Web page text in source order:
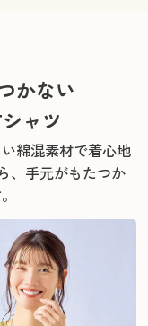
かない
ャツ
綿混素材で着心地
、手元がもたつか